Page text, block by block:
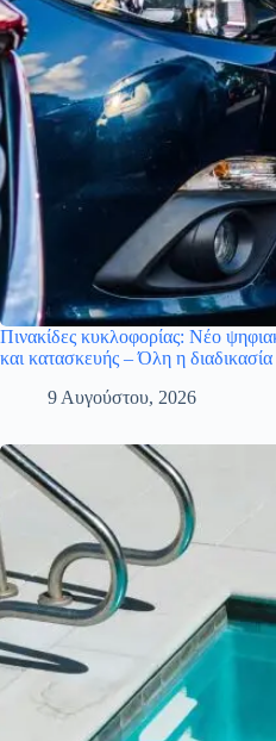
Πινακίδες κυκλοφορίας: Νέο
και κατασκευής – Όλη η διαδικασία
9 Αυγούστου, 2026